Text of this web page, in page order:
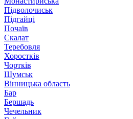
Підволочиськ
Підгайці
Почаїв
Скалат
Теребовля
Хоростків
Чортків
Шумськ
Вінницька область
Бар
Бершадь
Чечельник